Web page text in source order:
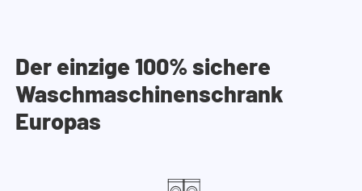
Der einzige 100% sichere
Waschmaschinenschrank
Europas